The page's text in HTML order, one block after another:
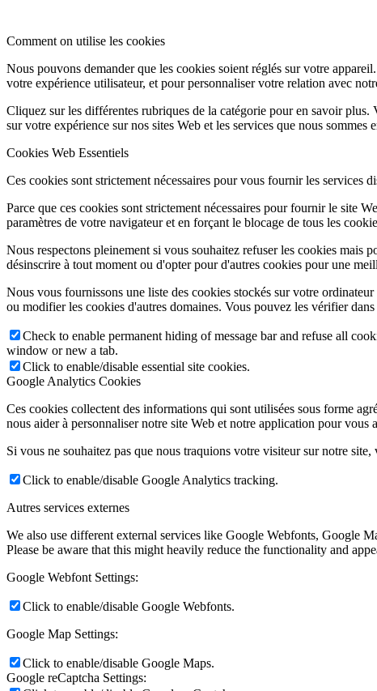
Comment on utilise les cookies
Nous pouvons demander que les cookies soient réglés sur votre
votre expérience utilisateur, et pour personnaliser votre relation avec
Cliquez sur les différentes rubriques de la catégorie pour en savoir
sur votre expérience sur nos sites Web et les services que nous sommes
Cookies Web Essentiels
Ces cookies sont strictement nécessaires pour vous fournir les services
Parce que ces cookies sont strictement nécessaires pour fournir le site
paramètres de votre navigateur et en forçant le blocage de tous les
Nous respectons pleinement si vous souhaitez refuser les cookies mais
désinscrire à tout moment ou d'opter pour d'autres cookies pour une
Nous vous fournissons une liste des cookies stockés sur votre
ou modifier les cookies d'autres domaines. Vous pouvez les vérifier
Check to enable permanent hiding of message bar and refuse all
window or new a tab.
Click to enable/disable essential site cookies.
Google Analytics Cookies
Ces cookies collectent des informations qui sont utilisées sous forme
nous aider à personnaliser notre site Web et notre application pour vous
Si vous ne souhaitez pas que nous traquions votre visiteur sur notre
Click to enable/disable Google Analytics tracking.
Autres services externes
We also use different external services like Google Webfonts, Google
Please be aware that this might heavily reduce the functionality and
Google Webfont Settings:
Click to enable/disable Google Webfonts.
Google Map Settings:
Click to enable/disable Google Maps.
Google reCaptcha Settings: